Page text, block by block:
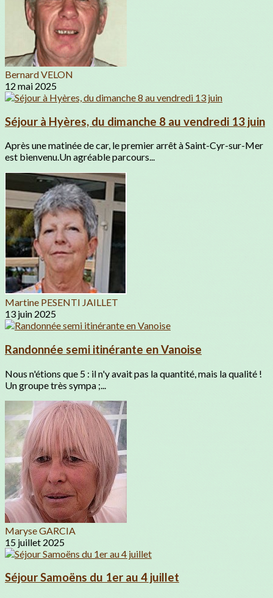
Bernard VELON
12 mai 2025
Séjour à Hyères, du dimanche 8 au vendredi 13 juin
Après une matinée de car, le premier arrêt à Saint-Cyr-sur-Mer
est bienvenu.Un agréable parcours...
Martine PESENTI JAILLET
13 juin 2025
Randonnée semi itinérante en Vanoise
Nous n'étions que 5 : il n'y avait pas la quantité, mais la qualité !
Un groupe très sympa ;...
Maryse GARCIA
15 juillet 2025
Séjour Samoëns du 1er au 4 juillet